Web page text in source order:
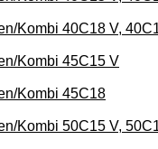
Kombi 40C18 V,
Kombi 45C15 V
Kombi 45C18
Kombi 50C15 V,